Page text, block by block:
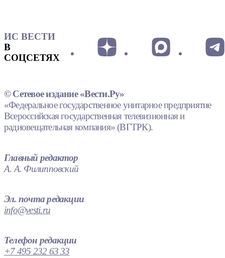
ИС ВЕСТИ
В
СОЦСЕТЯХ
© Сетевое издание «Вести.Ру»
«Федеральное государственное унитарное предприятие
Всероссийская государственная телевизионная и
радиовещательная компания» (ВГТРК).
Главный редактор
А. А. Филипповский
Эл. почта редакции
info@vesti.ru
Телефон редакции
+7 495 232 63 33